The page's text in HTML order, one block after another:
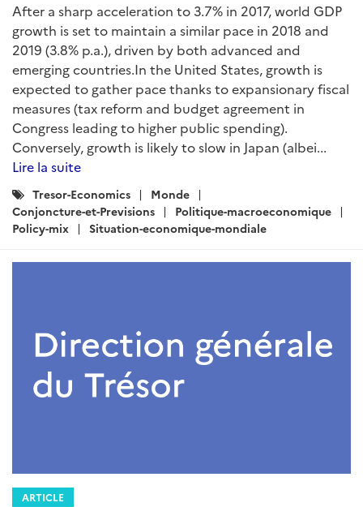
After a sharp acceleration to 3.7% in 2017, world GDP
growth is set to maintain a similar pace in 2018 and
2019 (3.8% p.a.), driven by both advanced and
emerging countries.In the United States, growth is
expected to gather pace thanks to expansionary fiscal
measures (tax reform and budget agreement in
Congress leading to higher public spending).
Conversely, growth is likely to slow in Japan (albei...
Lire la suite
Catégories
:
Tresor-Economics
Monde
Conjoncture-et-Previsions
Politique-macroeconomique
Policy-mix
Situation-economique-mondiale
ARTICLE